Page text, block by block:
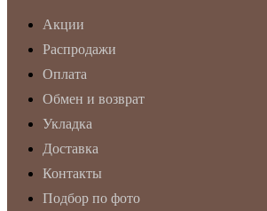
Акции
Распродажи
Оплата
Обмен и возврат
Укладка
Доставка
Контакты
Подбор по фото